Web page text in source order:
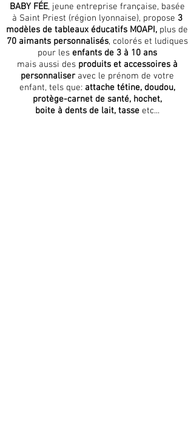
BABY FÉE, jeune entreprise française, basée
à Saint Priest (région lyonnaise), propose 3
modèles de tableaux éducatifs MOAPI, plus de
70 aimants personnalisés, colorés et ludiques
pour lesenfants de 3 à 10 ans
mais aussi desproduits et accessoires à
personnaliser avec le prénom de votre
enfant, tels que: attache tétine, doudou,
protège-carnet de santé, hochet,
boite à dents de lait, tasseetc...